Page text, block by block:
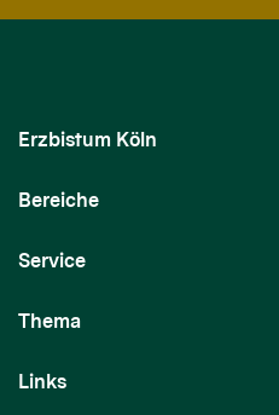
Erzbistum Köln
Bereiche
Service
Thema
Links